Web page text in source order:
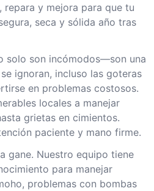
y mejora para que tu
seca y sólida año tras
solo son incómodos—son una
ignoran, incluso las goteras
en problemas costosos.
locales a manejar
grietas en cimientos.
paciente y mano firme.
gane. Nuestro equipo tiene
para manejar
problemas con bombas